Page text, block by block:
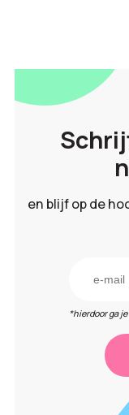
en blijf op de
*hierdoor ga